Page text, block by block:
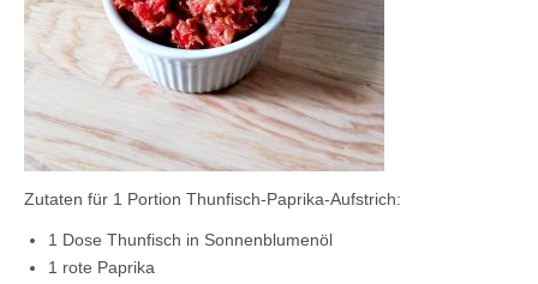
Zutaten für 1 Portion Thunfisch-Paprika-Aufstrich:
1 Dose Thunfisch in Sonnenblumenöl
1 rote Paprika